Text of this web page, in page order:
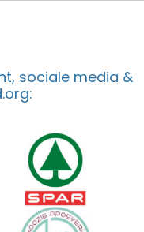
sociale media &